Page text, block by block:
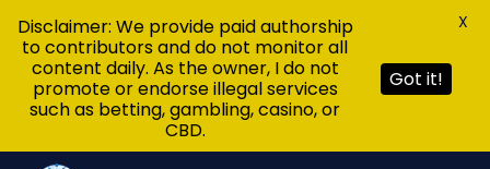
Disclaimer: We provide paid authorship
to contributors and do not monitor all
content daily. As the owner, I do not
promote or endorse illegal services
such as betting, gambling, casino, or
CBD.
Got it!
X